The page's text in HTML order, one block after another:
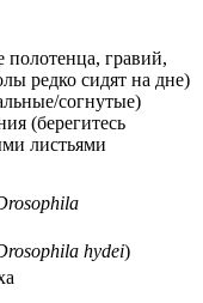
полотенца, гравий,
редко сидят на дне)
согнутые)
(берегитесь
листьями
hydei)